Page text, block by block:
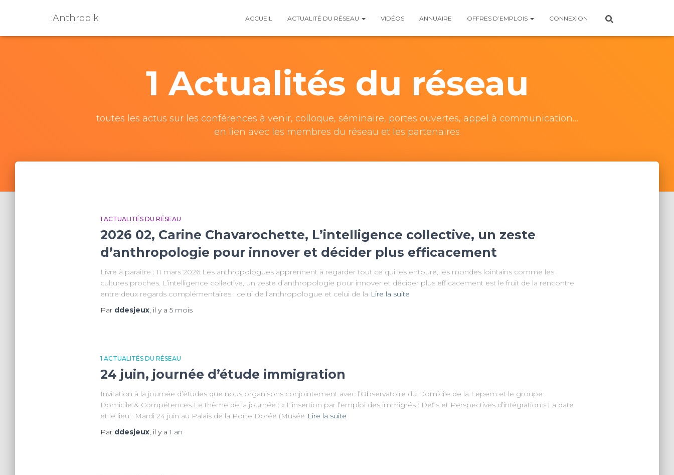
:Anthropik ACCUEIL ACTUALITÉ DU RÉSEAU VIDÉOS ANNUAIRE OFFRES D’EMPLOIS CONNEXION
1 Actualités du réseau
toutes les actus sur les conférences à venir, colloque, séminaire, portes ouvertes, appel à communication…
en lien avec les membres du réseau et les partenaires
1 ACTUALITÉS DU RÉSEAU
2026 02, Carine Chavarochette, L’intelligence collective, un zeste
d’anthropologie pour innover et décider plus efficacement
Livre à paraitre : 11 mars 2026 Les anthropologues apprennent à regarder tout ce qui les entoure, les mondes lointains comme les
cultures proches. L’intelligence collective, un zeste d’anthropologie pour innover et décider plus efficacement est le fruit de la rencontre
entre deux regards complémentaires : celui de l’anthropologue et celui de la Lire la suite
Par ddesjeux, il y a 5 mois
1 ACTUALITÉS DU RÉSEAU
24 juin, journée d’étude immigration
Invitation à la journée d’études que nous organisons conjointement avec l’Observatoire du Domicile de la Fepem et le groupe
Domicile & Compétences Le thème de la journée : « L’insertion par l’emploi des immigrés : Défis et Perspectives d’intégration ».La date
et le lieu : Mardi 24 juin au Palais de la Porte Dorée (Musée Lire la suite
Par ddesjeux, il y a1 an